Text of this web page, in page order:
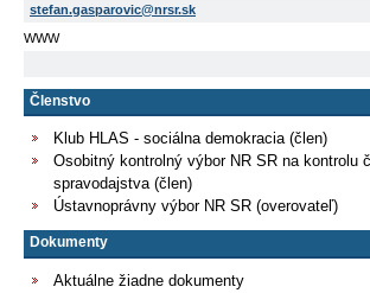
stefan.gasparovic@nrsr.sk
WWW
Členstvo
Klub HLAS - sociálna demokracia (člen)
Osobitný kontrolný výbor NR SR na kontrolu
spravodajstva (člen)
Ústavnoprávny výbor NR SR (overovateľ)
Dokumenty
Aktuálne žiadne dokumenty